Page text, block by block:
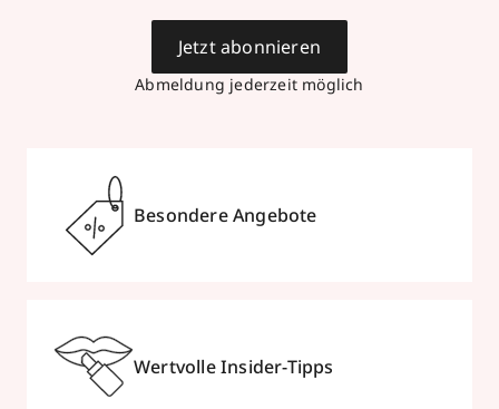
Abmeldung jederzeit möglich
Jetzt abonnieren
Besondere Angebote
Wertvolle Insider-Tipps